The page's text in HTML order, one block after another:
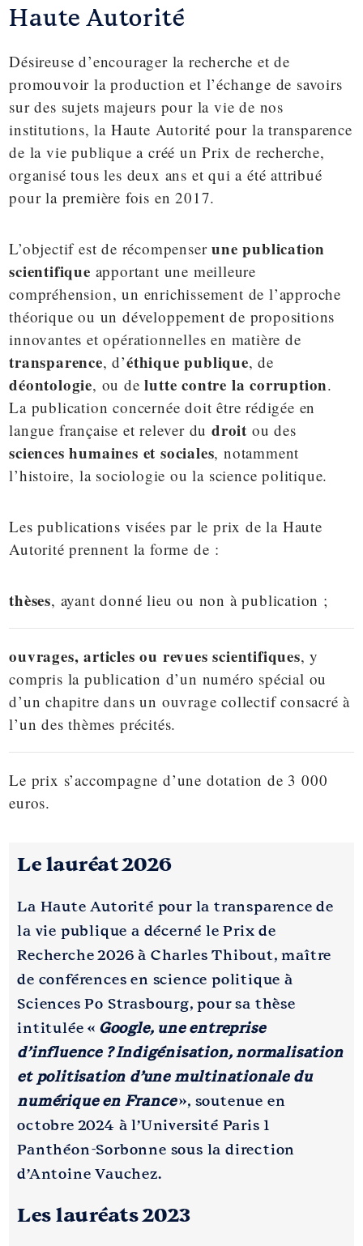
Haute Autorité
Désireuse d’encourager la recherche et de
promouvoir la production et l’échange de savoirs
sur des sujets majeurs pour la vie de nos
institutions, la Haute Autorité pour la transparence
de la vie publique a créé un Prix de recherche,
organisé tous les deux ans et qui a été attribué
pour la première fois en 2017.
L’objectif est de récompenserune publication
scientifique apportant une meilleure
compréhension, un enrichissement de l’approche
théorique ou un développement de propositions
innovantes et opérationnelles en matière de
transparence, d’éthique publique, de
déontologie, ou delutte contre la corruption.
La publication concernée doit être rédigée en
langue française et relever dudroit ou des
sciences humaines et sociales, notamment
l’histoire, la sociologie ou la science politique.
Les publications visées par le prix de la Haute
Autorité prennent la forme de :
thèses, ayant donné lieu ou non à publication ;
ouvrages, articles ou revues scientifiques, y
compris la publication d’un numéro spécial ou
d’un chapitre dans un ouvrage collectif consacré à
l’un des thèmes précités.
Le prix s’accompagne d’une dotation de 3 000
euros.
Le lauréat 2026
La Haute Autorité pour la transparence de
la vie publique a décerné le Prix de
Recherche 2026 à Charles Thibout, maître
de conférences en science politique à
Sciences Po Strasbourg, pour sa thèse
intitulée « Google, une entreprise
d’influence ? Indigénisation, normalisation
et politisation d’une multinationale du
numérique en France», soutenue en
octobre 2024 à l’Université Paris 1
Panthéon-Sorbonne sous la direction
d’Antoine Vauchez.
Les lauréats 2023